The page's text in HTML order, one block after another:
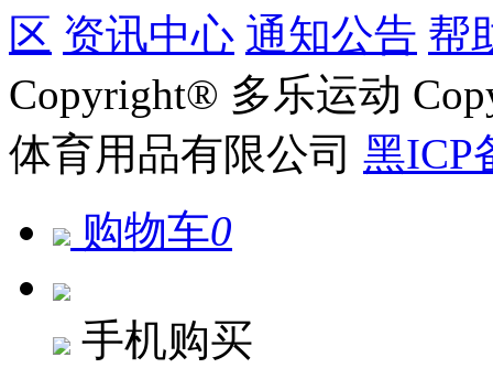
区 资讯中心 通知公告 帮
Copyright® 多乐运动
体育用品有限公司 黑ICP
购物车0
手机购买